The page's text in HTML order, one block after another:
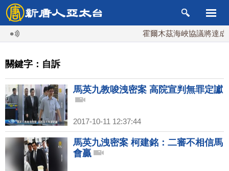
霍爾木茲海峽協議將達成
關鍵字：自訴
馬英九教唆洩密案 高院宣判無罪定讞
2017-10-11 12:37:44
馬英九洩密案 柯建銘：二審不相信馬
會贏